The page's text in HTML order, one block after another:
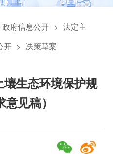
政府信息公开 > 法定主
开 > 决策草案
生态环境保护规
见稿）